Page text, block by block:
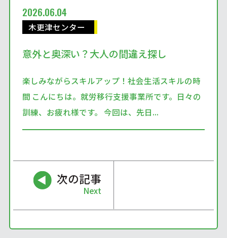
2026.06.04
木更津センター
意外と奥深い？大人の間違え探し
楽しみながらスキルアップ！社会生活スキルの時
間 こんにちは。就労移行支援事業所です。日々の
訓練、お疲れ様です。 今回は、先日...
次の記事
Next